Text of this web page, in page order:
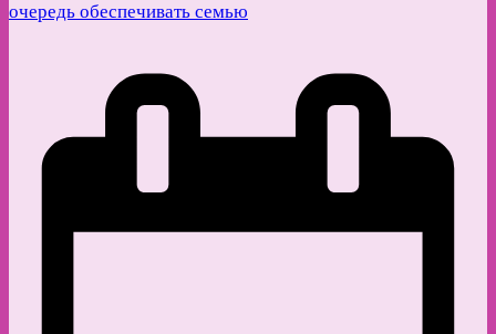
очередь обеспечивать семью